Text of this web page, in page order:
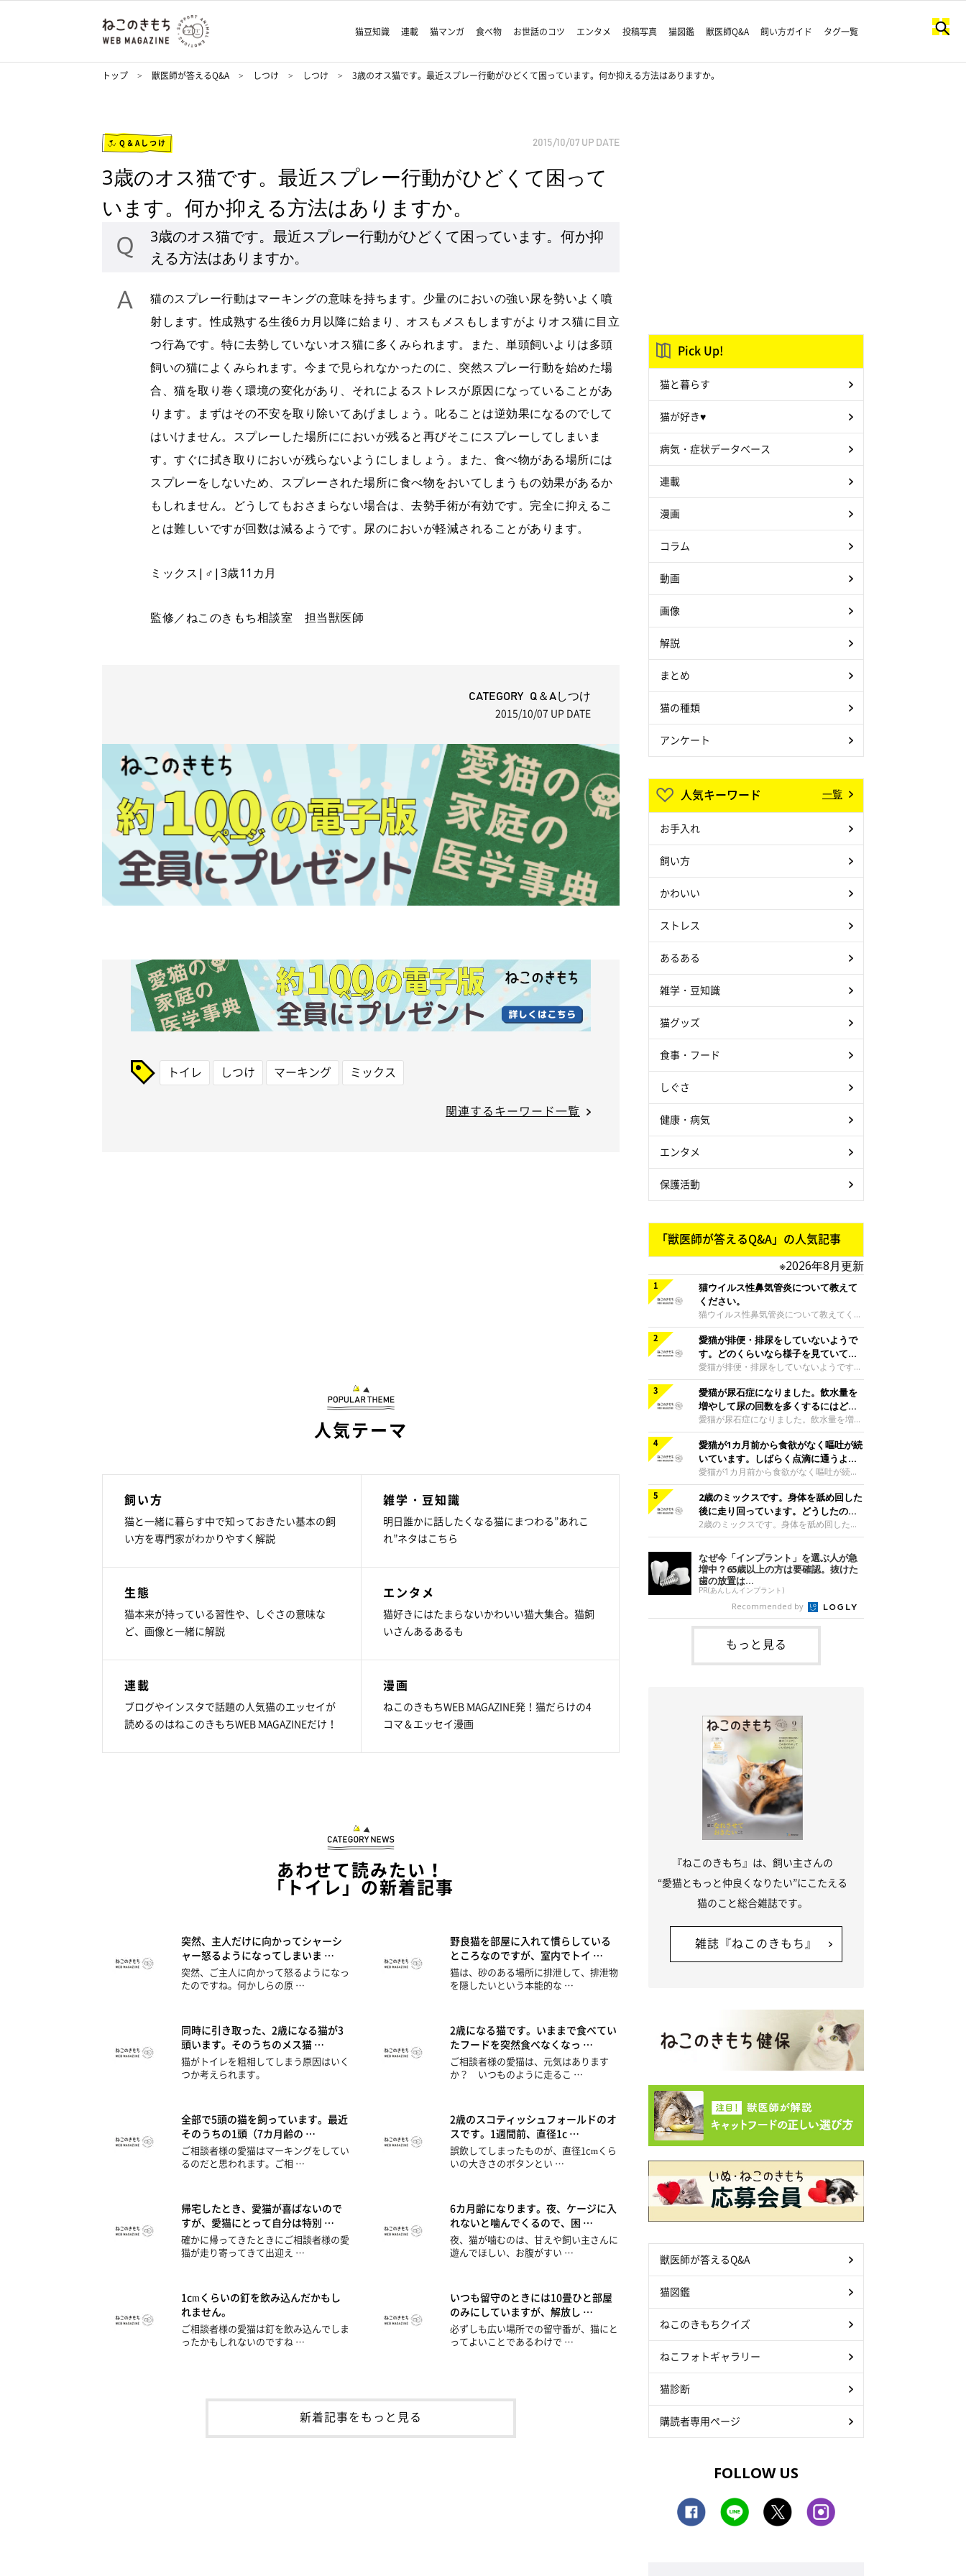
猫豆知識 連載 猫マンガ 食べ物 お世話のコツ エンタメ 投稿写真 猫図鑑 獣医師Q&A 飼い方ガイド タグ一覧
トップ 獣医師が答えるQ&A しつけ しつけ 3歳のオス猫です。最近スプレー行動がひどくて困っています。何か抑える方法はありますか。
Q＆Aしつけ 2015/10/07 UP DATE
3歳のオス猫です。最近スプレー行動がひどくて困って
います。何か抑える方法はありますか。
3歳のオス猫です。最近スプレー行動がひどくて困っています。何か抑
える方法はありますか。
猫のスプレー行動はマーキングの意味を持ちます。少量のにおいの強い尿を勢いよく噴
射します。性成熟する生後6カ月以降に始まり、オスもメスもしますがよりオス猫に目立
つ行為です。特に去勢していないオス猫に多くみられます。また、単頭飼いよりは多頭
飼いの猫によくみられます。今まで見られなかったのに、突然スプレー行動を始めた場
合、猫を取り巻く環境の変化があり、それによるストレスが原因になっていることがあ
ります。まずはその不安を取り除いてあげましょう。叱ることは逆効果になるのでして
はいけません。スプレーした場所ににおいが残ると再びそこにスプレーしてしまいま
す。すぐに拭き取りにおいが残らないようにしましょう。また、食べ物がある場所には
スプレーをしないため、スプレーされた場所に食べ物をおいてしまうもの効果があるか
もしれません。どうしてもおさまらない場合は、去勢手術が有効です。完全に抑えるこ
とは難しいですが回数は減るようです。尿のにおいが軽減されることがあります。
ミックス|♂|3歳11カ月
監修／ねこのきもち相談室 担当獣医師
CATEGORY Q＆Aしつけ
2015/10/07 UP DATE
トイレ しつけ マーキング ミックス
関連するキーワード一覧
人気テーマ
飼い方
猫と一緒に暮らす中で知っておきたい基本の飼
い方を専門家がわかりやすく解説
雑学・豆知識
明日誰かに話したくなる猫にまつわる”あれこ
れ”ネタはこちら
生態
猫本来が持っている習性や、しぐさの意味な
ど、画像と一緒に解説
エンタメ
猫好きにはたまらないかわいい猫大集合。猫飼
いさんあるあるも
連載
ブログやインスタで話題の人気猫のエッセイが
読めるのはねこのきもちWEB MAGAZINEだけ！
漫画
ねこのきもちWEB MAGAZINE発！猫だらけの4
コマ＆エッセイ漫画
あわせて読みたい！
「トイレ」の新着記事
突然、主人だけに向かってシャーシ
ャー怒るようになってしまいま …
突然、ご主人に向かって怒るようになっ
たのですね。何かしらの原 …
野良猫を部屋に入れて慣らしている
ところなのですが、室内でトイ …
猫は、砂のある場所に排泄して、排泄物
を隠したいという本能的な …
同時に引き取った、2歳になる猫が3
頭います。そのうちのメス猫 …
猫がトイレを粗相してしまう原因はいく
つか考えられます。
2歳になる猫です。いままで食べてい
たフードを突然食べなくなっ …
ご相談者様の愛猫は、元気はあります
か？ いつものように走るこ …
全部で5頭の猫を飼っています。最近
そのうちの1頭（7カ月齢の …
ご相談者様の愛猫はマーキングをしてい
るのだと思われます。ご相 …
2歳のスコティッシュフォールドのオ
スです。1週間前、直径1c …
誤飲してしまったものが、直径1cmくら
いの大きさのボタンとい …
帰宅したとき、愛猫が喜ばないので
すが、愛猫にとって自分は特別 …
確かに帰ってきたときにご相談者様の愛
猫が走り寄ってきて出迎え …
6カ月齢になります。夜、ケージに入
れないと噛んでくるので、困 …
夜、猫が噛むのは、甘えや飼い主さんに
遊んでほしい、お腹がすい …
1cmくらいの釘を飲み込んだかもし
れません。
ご相談者様の愛猫は釘を飲み込んでしま
ったかもしれないのですね …
いつも留守のときには10畳ひと部屋
のみにしていますが、解放し …
必ずしも広い場所での留守番が、猫にと
ってよいことであるわけで …
新着記事をもっと見る
Pick Up!
猫と暮らす
猫が好き♥
病気・症状データベース
連載
漫画
コラム
動画
画像
解説
まとめ
猫の種類
アンケート
人気キーワード 一覧
お手入れ
飼い方
かわいい
ストレス
あるある
雑学・豆知識
猫グッズ
食事・フード
しぐさ
健康・病気
エンタメ
保護活動
「獣医師が答えるQ&A」の人気記事
※2026年8月更新
猫ウイルス性鼻気管炎について教えて
ください。
猫ウイルス性鼻気管炎について教えてくだ
さい。猫ウイルス性鼻気管炎とは、いわゆ
る猫風邪と呼ばれるものなのですが、猫の
ヘルペスウイルスというウイルスの感染に
より、元気・食欲がなくなり、発熱した
り、鼻水やくしゃみ、結膜炎による涙目な
どの症状がでる病気です。主に感染した猫
のくしゃみや分泌液などから感染します。
人にはうつりません。このヘルペスウイル
スというウイルスは、一度感染してしまう
と、免疫ができて症状がなくなっても、ウ
イルスが神経細胞の奥に隠れてしまうた
め、時間が経って猫がストレスを受けた
り、猫の免疫力が下が
愛猫が排便・排尿をしていないようで
す。どのくらいなら様子を見ていて大
丈夫ですか。
愛猫が排便・排尿をしていないようです。
どのくらいなら様子を見ていて大丈夫です
か。排尿は24時間以上、排便は48時間以
上見られないようなら、それ以上は様子を
見すぎず受診するほうがよいでしょう。ス
コティッシュ|Ｃ|1歳2カ月監修／ねこの
きもち相談室 担当獣医師
愛猫が尿石症になりました。飲水量を
増やして尿の回数を多くするにはどう
したらいいですか。
愛猫が尿石症になりました。飲水量を増や
して尿の回数を多くするにはどうしたらい
いですか。尿の回数を多くするために尿石
症用の処方食に変更しましょう。猫が水を
多く飲むよう味に工夫がされています。し
かしカロリーが高めなので給餌量に注意し
ましょう。また、運動量を増やすことでも
飲水量は増えます。おもちゃで遊んであげ
る時間を増やしたり、キャットタワーなど
を設け運動しやすい環境を作りましょう。
すし、尿石症にも悪影響なため、寒い時期
の温度管理に気をつけてあげましょう。水
に風味付けをす
愛猫が1カ月前から食欲がなく嘔吐が続
いています。しばらく点滴に通うよう
に言われたのですが心配です。
愛猫が1カ月前から食欲がなく嘔吐が続い
ています。しばらく点滴に通うように言わ
れたのですが心配です。ご相談者様の愛猫
の嘔吐の原因は、わかっていないというこ
とですね。嘔吐は色々な病気の症状として
現れますので、原因を特定するのが難しい
場合があります。どのような原因にして
も、嘔吐すると、胃液や唾液、胆汁などが
吐きだされるので、猫の体は徐々に脱水し
ていきます。ですから、症状を悪化させな
いためにも点滴は必要になってきます。ま
た、嘔吐をしている間、猫は内服薬も飲め
ない場合が多いので、点滴と一緒に吐き気
止めの薬剤などが
2歳のミックスです。身体を舐め回した
後に走り回っています。どうしたので
しょうか。
2歳のミックスです。身体を舐め回した後
に走り回っています。どうしたのでしょう
か。ノミが寄生している場合や皮膚病変が
ある場合は、かゆみなどの違和感からそう
いった行動をする猫はいます。しかし、そ
のような原因がない場合は知覚過敏症かも
しれません。知覚過敏症では、過剰なグル
ーミング、突然走り出したり攻撃をする、
背中の痙攣（けいれん）や自分の尻尾やお
尻を攻撃するなどの自傷行動、過剰に鳴き
わめくなどの異常行動が見られます。1歳
から4歳くらいの猫に多く見られ、原因は
なぜ今「インプラント」を選ぶ人が急
増中？65歳以上の方は要確認。抜けた
歯の放置は...
PR(あんしんインプラント)
Recommended by
もっと見る
『ねこのきもち』は、飼い主さんの
“愛猫ともっと仲良くなりたい”にこたえる
猫のこと総合雑誌です。
雑誌『ねこのきもち』
獣医師が答えるQ&A
猫図鑑
ねこのきもちクイズ
ねこフォトギャラリー
猫診断
購読者専用ページ
FOLLOW US